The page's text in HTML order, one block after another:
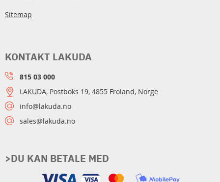
Sitemap
>DU KAN BETALE MED
KONTAKT LAKUDA
815 03 000
LAKUDA, Postboks 19, 4855 Froland, Norge
info@lakuda.no
sales@lakuda.no